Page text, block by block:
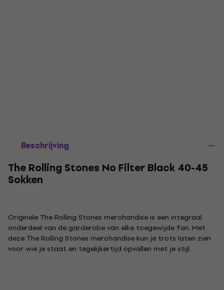
Beschrijving
The Rolling Stones No Filter Black 40-45
Sokken
Originele The Rolling Stones merchandise is een integraal
onderdeel van de garderobe van elke toegewijde fan. Met
deze The Rolling Stones merchandise kun je trots laten zien
voor wie je staat en tegelijkertijd opvallen met je stijl.